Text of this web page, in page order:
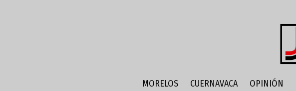
MORELOS CUERNAVACA OPINIÓN